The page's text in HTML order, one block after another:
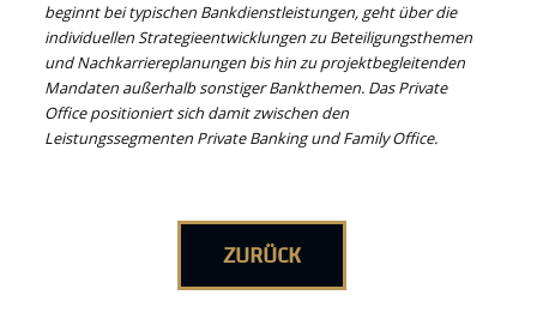
beginnt bei typischen Bankdienstleistungen, geht über die
individuellen Strategieentwicklungen zu Beteiligungsthemen
und Nachkarriereplanungen bis hin zu projektbegleitenden
Mandaten außerhalb sonstiger Bankthemen. Das Private
Office positioniert sich damit zwischen den
Leistungssegmenten Private Banking und Family Office.
ZURÜCK